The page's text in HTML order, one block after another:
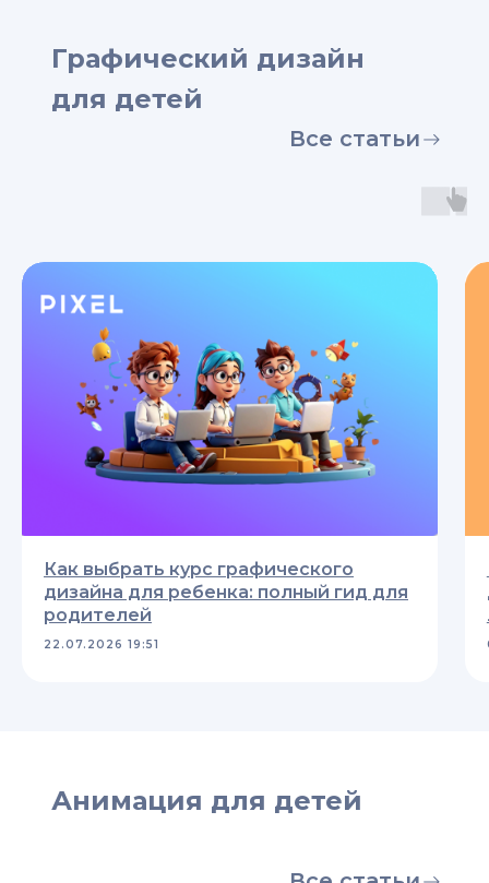
Графический дизайн
для детей
Все статьи
Как выбрать курс графического
дизайна для ребенка: полный гид для
родителей
22.07.2026 19:51
Анимация для детей